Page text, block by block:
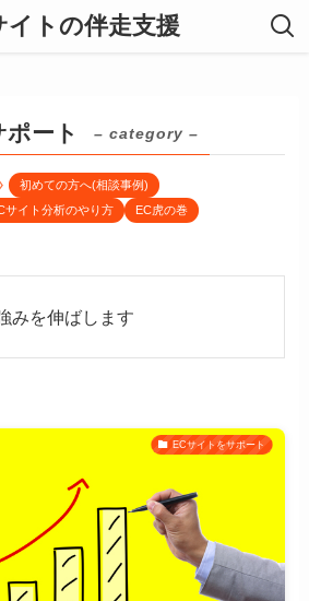
イトの伴走支援
ート – category –
初めての方へ(相談事例)
サイト分析のやり方 EC虎の巻
みを伸ばします
ECサイトをサポート